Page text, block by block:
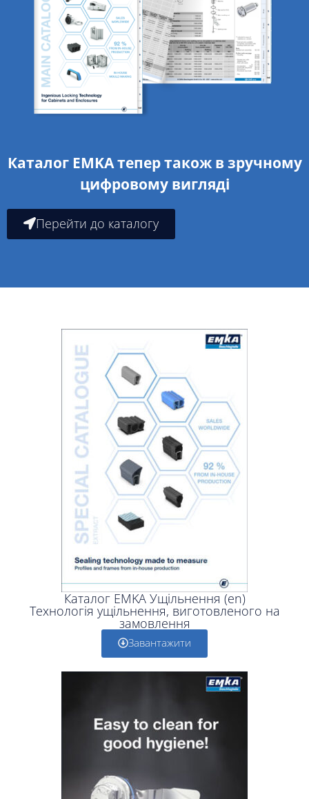
Каталог EMKA тепер також в зручному
цифровому вигляді
Перейти до каталогу
Каталог EMKA Ущільнення (en)
Технологія ущільнення, виготовленого на
замовлення
Завантажити